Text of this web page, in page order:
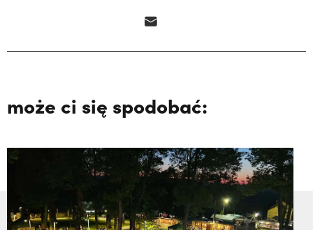
może ci się spodobać: